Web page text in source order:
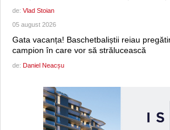
de: Vlad Stoian
05 august 2026
Gata vacanța! Baschetbaliștii reiau
campion în care vor să strălucească
de: Daniel Neacșu